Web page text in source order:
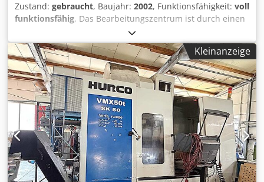
Zustand: gebraucht, Baujahr: 2002, Funktionsfähigkeit: voll
funktionsfähig, Das Bearbeitungszentrum ist durch einen
Hurco-Monteur überprüft worden und ohne
Beanstandung als voll funktionsfähig bewertet worden.
Technische Daten - Verfahrbereiche: X 1.270 mm, Y 600
mm, Z 610 mm - Antriebsleistung: 30 kW - Drehzahl: 15.000
U/min. - Spindelaufnahme: SK 40 Typ B -
Vorschubgeschwindigkeit: bis 23 m/min. Arbeitstisch: -
Abmessung 1.500 mm x 660 mm - max. Werkstückgewicht
1.300 kg Steuerung: - Hurco Ultimax 4, inkl. Software für
die Frässimulation - elektronisches Handbedienpult -
Schnittstellen RS 232C / V24 Cedpfx Aex Iikbok Ujha - 2
Bildschirme zur Bearbeitung von Text und Graphik - 2
Softwareeinheiten zur Klartext- und ISO-Programmierung
Maschinenaufbau: - hohe Stabilität, auch zum Schruppen
Kleinanzeige